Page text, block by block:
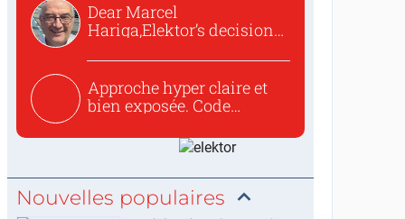
Dear Marcel
Hariga,Elektor’s decision
Approche hyper claire et
bien exposée. Code
Nouvelles populaires